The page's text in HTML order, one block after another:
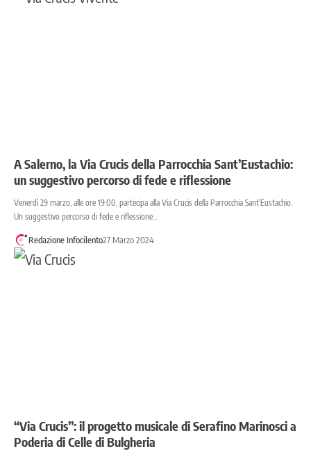
A Salerno, la Via Crucis della Parrocchia Sant’Eustachio:
un suggestivo percorso di fede e riflessione
Venerdì 29 marzo, alle ore 19:00, partecipa alla Via Crucis della Parrocchia Sant'Eustachio.
Un suggestivo percorso di fede e riflessione…
Redazione Infocilento27 Marzo 2024
“Via Crucis”: il progetto musicale di Serafino Marinosci a
Poderia di Celle di Bulgheria